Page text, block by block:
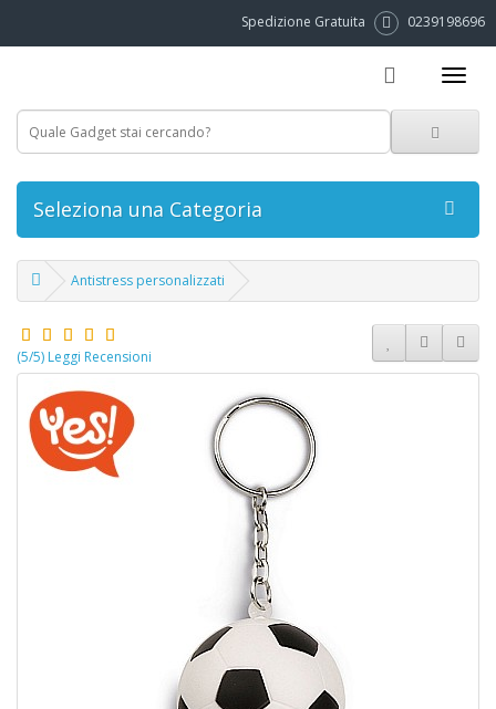
Spedizione Gratuita 0239198696
Seleziona una Categoria
Antistress personalizzati
(5/5) Leggi Recensioni